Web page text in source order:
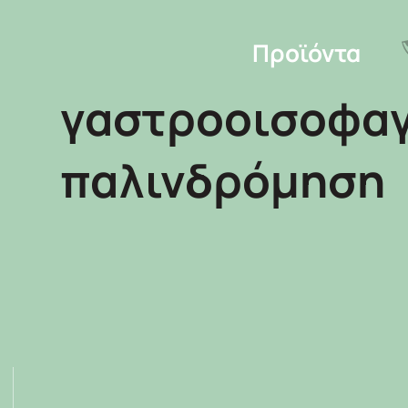
Προϊόντα
παλινδρόμηση